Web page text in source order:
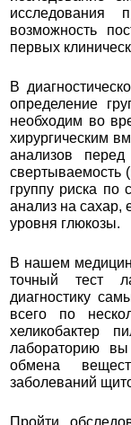
исследования
возможность
первых
В
определение
необходим во
хирургическим
анализов
свертываемость
группу риска по
анализ на сахар,
уровня глюкозы.
В нашем
точный тест
диагностику
всего по
хеликобактер
лабораторию
обмена
заболеваний
Пройти